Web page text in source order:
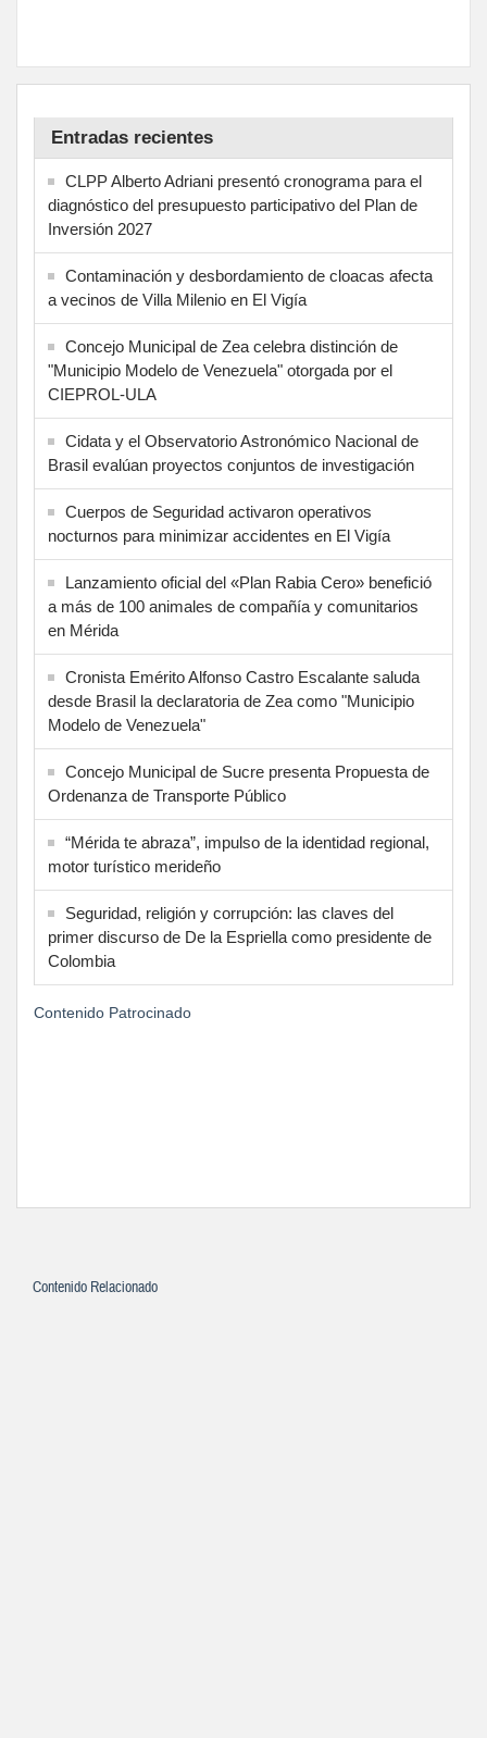
Entradas recientes
CLPP Alberto Adriani presentó cronograma para el
diagnóstico del presupuesto participativo del Plan de
Inversión 2027
Contaminación y desbordamiento de cloacas afecta
a vecinos de Villa Milenio en El Vigía
Concejo Municipal de Zea celebra distinción de
"Municipio Modelo de Venezuela" otorgada por el
CIEPROL-ULA
Cidata y el Observatorio Astronómico Nacional de
Brasil evalúan proyectos conjuntos de investigación
Cuerpos de Seguridad activaron operativos
nocturnos para minimizar accidentes en El Vigía
Lanzamiento oficial del «Plan Rabia Cero» benefició
a más de 100 animales de compañía y comunitarios
en Mérida
Cronista Emérito Alfonso Castro Escalante saluda
desde Brasil la declaratoria de Zea como "Municipio
Modelo de Venezuela"
Concejo Municipal de Sucre presenta Propuesta de
Ordenanza de Transporte Público
“Mérida te abraza”, impulso de la identidad regional,
motor turístico merideño
Seguridad, religión y corrupción: las claves del
primer discurso de De la Espriella como presidente de
Colombia
Contenido Patrocinado
Contenido Relacionado